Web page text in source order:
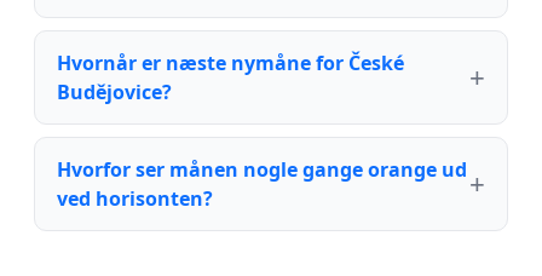
Hvornår er næste nymåne for České
Budějovice?
Hvorfor ser månen nogle gange orange ud
ved horisonten?